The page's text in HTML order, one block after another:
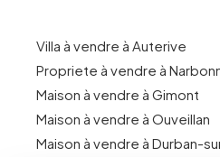
Villa à vendre à Auterive
Propriete à vendre à
Maison à vendre à Gimont
Maison à vendre à Ouveillan
Maison à vendre à Durban-